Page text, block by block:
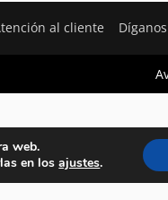
al cliente
web.
en losajustes.